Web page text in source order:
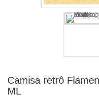
Camisa retrô
ML